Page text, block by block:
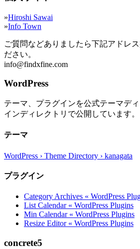
»Hiroshi Sawai
»Info Town
ご質問などありましたら下記アドレ
ださい。
info@findxfine.com
WordPress
テーマ、プラグインを公式テーマデ
インディレクトリで公開しています。
テーマ
WordPress › Theme Directory › kanagata
プラグイン
Category Archives « WordPress
List Calendar « WordPress Plugins
Min Calendar « WordPress Plugins
Resize Editor « WordPress Plugins
concrete5